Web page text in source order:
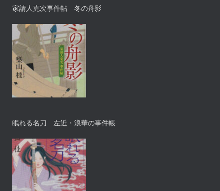
家請人克次事件帖 冬の舟影
眠れる名刀 左近・浪華の事件帳